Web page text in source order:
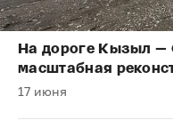
На дороге Кызыл —
масштабная
17 июня